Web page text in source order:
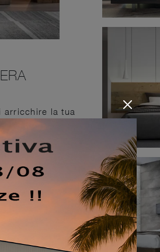
arricchire la tua
e grande
in legno
mobili e
ti
su misura.
stanza del
e fisiche come